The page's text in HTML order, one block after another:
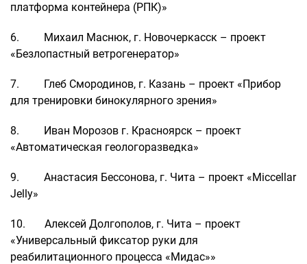
платформа контейнера (РПК)»
6. Михаил Маснюк, г. Новочеркасск – проект
«Безлопастный ветрогенератор»
7. Глеб Смородинов, г. Казань – проект «Прибор
для тренировки бинокулярного зрения»
8. Иван Морозов г. Красноярск – проект
«Автоматическая геологоразведка»
9. Анастасия Бессонова, г. Чита – проект «Miccellar
Jelly»
10. Алексей Долгополов, г. Чита – проект
«Универсальный фиксатор руки для
реабилитационного процесса «Мидас»»